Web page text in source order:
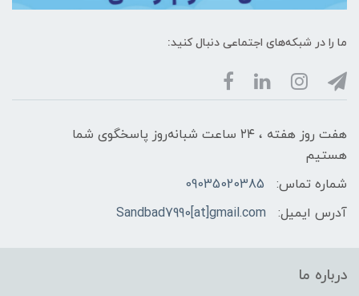
ما را در شبکه‌های اجتماعی دنبال کنید:
هفت روز هفته ، ۲۴ ساعت شبانه‌روز پاسخگوی شما
هستیم
شماره تماس:
09035020385
آدرس ایمیل:
Sandbad7990[at]gmail.com
درباره ما